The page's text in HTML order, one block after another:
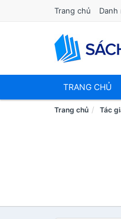
Trang chủ Danh
TRANG CHỦ
Trang chủ Tác